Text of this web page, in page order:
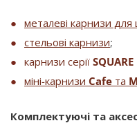
металеві карнизи
стельові карнизи;
карнизи серії
міні-карнизи Cafe та
Комплектуючі та